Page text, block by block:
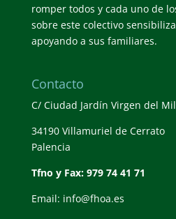
romper todos y cada uno de
sobre este colectivo
apoyando a sus familiares.
Contacto
C/ Ciudad Jardín Virgen del
34190 Villamuriel de Cerrato
Palencia
Tfno y Fax: 979 74 41 71
Email: info@fhoa.es